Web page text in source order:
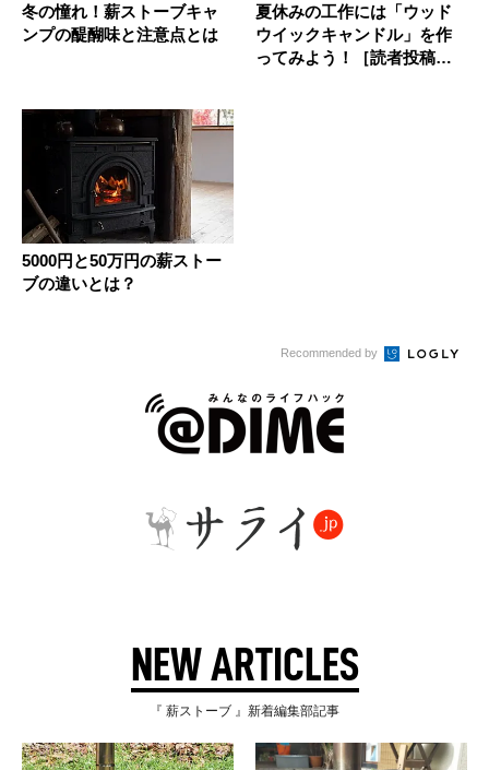
冬の憧れ！薪ストーブキャ
ンプの醍醐味と注意点とは
夏休みの工作には「ウッド
ウイックキャンドル」を作
ってみよう！［読者投稿記
5000円と50万円の薪ストー
ブの違いとは？
Recommended by
NEW ARTICLES
『 薪ストーブ 』新着編集部記事